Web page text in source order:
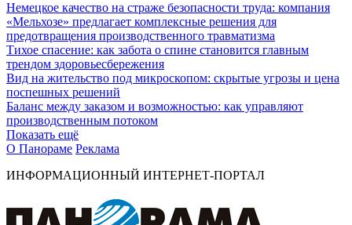
Немецкое качество на страже безопасности труда: компания
«Мельхозе» предлагает комплексные решения для
предотвращения производственного травматизма
Тихое спасение: как забота о спине становится главным
трендом здоровьесбережения
Вид на жительство под микроскопом: скрытые угрозы и цена
поспешных решений
Баланс между заказом и возможностью: как управляют
производственным потоком
Показать ещё
О Панораме Реклама
ИНФОРМАЦИОННЫЙ ИНТЕРНЕТ-ПОРТАЛ